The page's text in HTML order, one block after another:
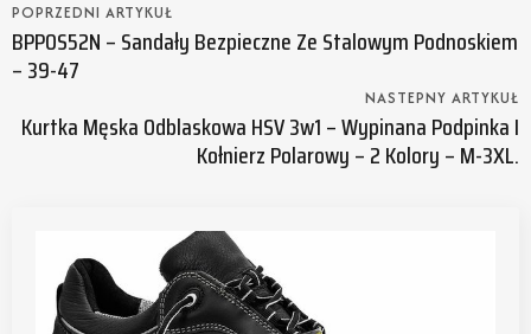
POPRZEDNI ARTYKUŁ
BPPOS52N – Sandały Bezpieczne Ze Stalowym Podnoskiem
– 39-47
NASTEPNY ARTYKUŁ
Kurtka Męska Odblaskowa HSV 3w1 – Wypinana Podpinka I
Kołnierz Polarowy – 2 Kolory – M-3XL.